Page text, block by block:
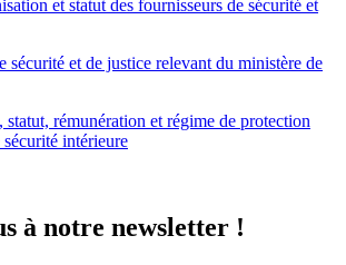
et statut des fournisseurs de sécurité et
sécurité et de justice relevant du ministère de
rémunération et régime de protection
intérieure
à notre newsletter !